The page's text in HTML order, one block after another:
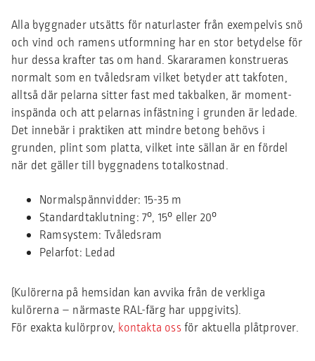
Alla byggnader utsätts för naturlaster från exempelvis snö
och vind och ramens utformning har en stor betydelse för
hur dessa krafter tas om hand. Skararamen konstrueras
normalt som en tvåledsram vilket betyder att takfoten,
alltså där pelarna sitter fast med takbalken, är moment-
inspända och att pelarnas infästning i grunden är ledade.
Det innebär i praktiken att mindre betong behövs i
grunden, plint som platta, vilket inte sällan är en fördel
när det gäller till byggnadens totalkostnad.
Normalspännvidder: 15-35 m
Standardtaklutning: 7°, 15° eller 20°
Ramsystem: Tvåledsram
Pelarfot: Ledad
(Kulörerna på hemsidan kan avvika från de verkliga
kulörerna – närmaste RAL-färg har uppgivits).
För exakta kulörprov, kontakta ossför aktuella plåtprover.